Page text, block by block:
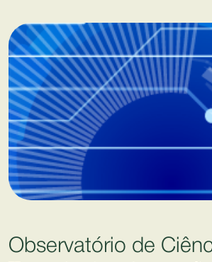
Observatório de